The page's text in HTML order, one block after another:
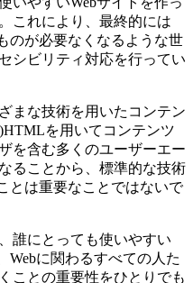
これにより、最終的には
のが必要なくなるような世
シビリティ対応を行ってい
まな技術を用いたコンテン
を用いてコンテンツ
を含む多くのユーザーエー
ることから、標準的な技術
とは重要なことではないで
誰にとっても使いやすい
Webに関わるすべての人た
ことの重要性をひとりでも